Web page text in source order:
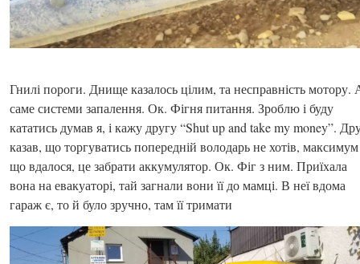
Гнилі пороги. Днище казалось цілим, та несправність мотору.
саме системи запалення. Ок. Фігня питання. Зроблю і буду
кататись думав я, і кажу другу “Shut up and take my money”.
казав, що торгуватись попередній володарь не хотів, максимум
що вдалося, це забрати аккумулятор. Ок. Фіг з ним. Приїхала
вона на евакуаторі, тай загнали вони її до мамці. В неї вдома
гараж є, то й було зручно, там її тримати